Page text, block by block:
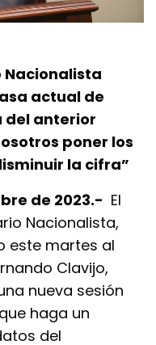
Nacionalista
actual de
del anterior
poner los
la cifra”
de 2023.- El
Nacionalista,
este martes al
Clavijo,
nueva sesión
haga un
del